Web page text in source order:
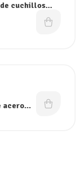
cuchillos
acero